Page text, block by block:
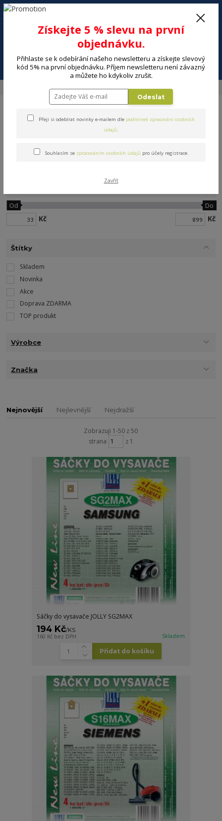
Menu
+420 602 494 600
Sáčky a příslušenství
Kč
Od Do
Kč
Štítky
Skladem
Novinka
Akce
Doprava ZDARMA
TOP produkt
Výrobce
Značka
Nejnovější Nejlevnější Nejdražší
Zobrazuji 1-50 z 50
strana
z 1
Sáčky do vysavače JOLLY SG2MAX
194 Kč/KS
160 Kč bez DPH Skladem
Přidat do košíku
Získejte 5 % slevu na první
objednávku.
Přihlaste se k odebírání našeho newsletteru a získejte slevový
kód 5% na první objednávku. Příjem newsletteru není závazný
a můžete ho kdykoliv zrušit.
Odeslat
Přeji si odebírat novinky e-mailem dle podmínek zpracování osobních
údajů.
Souhlasím se zpracováním osobních údajů pro účely registrace.
Zavřít